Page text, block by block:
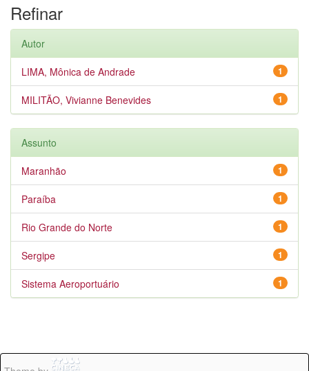
Refinar
Autor
1
LIMA, Mônica de Andrade
1
MILITÃO, Vivianne Benevides
Assunto
1
Maranhão
1
Paraíba
1
Rio Grande do Norte
1
Sergipe
1
Sistema Aeroportuário